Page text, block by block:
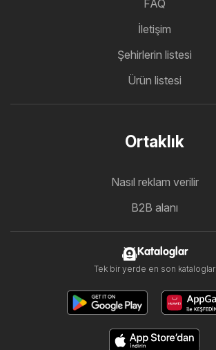
FAQ
İletişim
Şehirlerin listesi
Ürün listesi
Ortaklık
Nasıl reklam verilir
B2B alanı
Kataloglar
Tek bir yerde en son kataloglar